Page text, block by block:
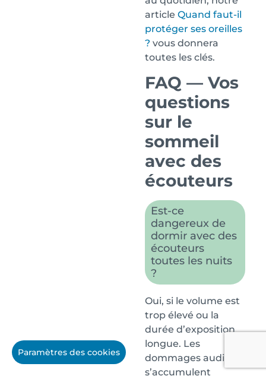
Paramètres des cookies
article Quand faut-il
protéger ses oreilles
? vous donnera
toutes les clés.
FAQ — Vos
questions
sur le
sommeil
avec des
écouteurs
Est-ce
dangereux de
dormir avec des
écouteurs
toutes les nuits
?
Oui, si le volume est
trop élevé ou la
durée d’exposition
longue. Les
dommages auditifs
s’accumulent